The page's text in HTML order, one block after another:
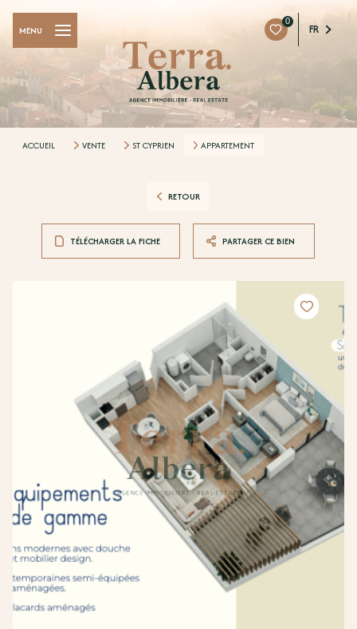
0
FR
MENU
ACCUEIL VENTE ST CYPRIEN APPARTEMENT
RETOUR
TÉLÉCHARGER LA FICHE PARTAGER CE BIEN